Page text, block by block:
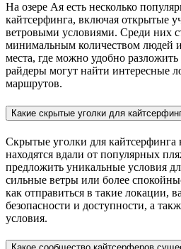
На озере Ая есть несколько
кайтсерфинга, включая открытые
ветровыми условиями. Среди них
минимальным количеством людей
места, где можно удобно
райдеры могут найти интересные
маршрутов.
Какие скрытые уголки для
Скрытые уголки для кайтсерфинга
находятся вдали от популярных
предложить уникальные условия
сильные ветры или более
как отправиться в такие локации,
безопасности и доступности, а
условия.